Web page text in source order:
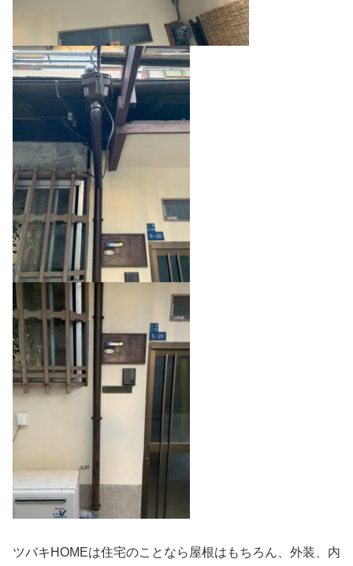
ツバキHOMEは住宅のことなら屋根はもちろん、外装、内